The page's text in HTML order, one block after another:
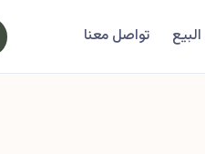
تواصل معنا